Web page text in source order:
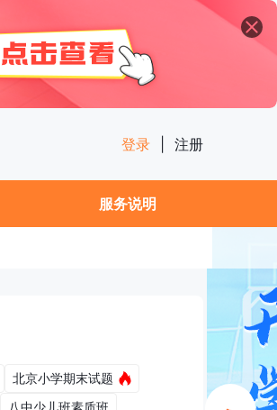
登录 注册
服务说明
北京小学期末试题
八中少儿班素质班